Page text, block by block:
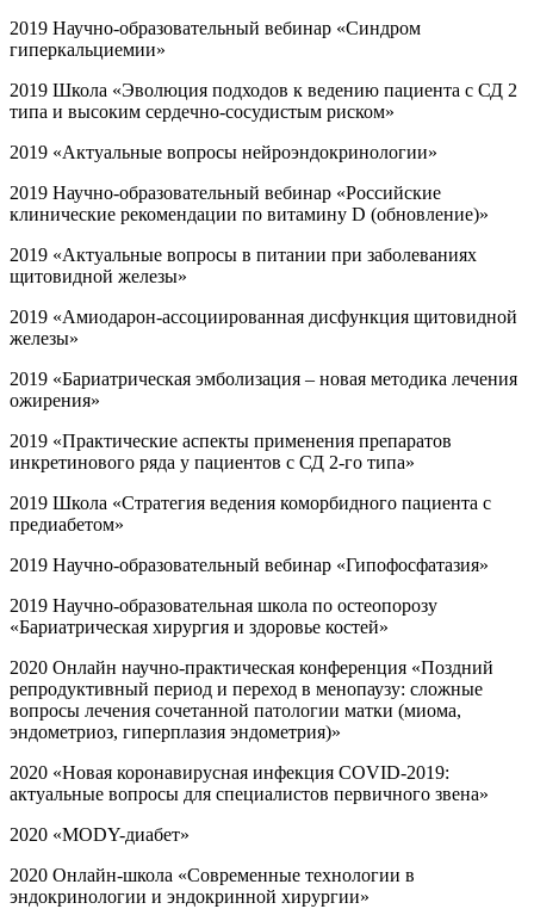
2019 Научно-образовательный вебинар «Синдром
гиперкальциемии»
2019 Школа «Эволюция подходов к ведению пациента с СД 2
типа и высоким сердечно-сосудистым риском»
2019 «Актуальные вопросы нейроэндокринологии»
2019 Научно-образовательный вебинар «Российские
клинические рекомендации по витамину D (обновление)»
2019 «Актуальные вопросы в питании при заболеваниях
щитовидной железы»
2019 «Амиодарон-ассоциированная дисфункция щитовидной
железы»
2019 «Бариатрическая эмболизация – новая методика лечения
ожирения»
2019 «Практические аспекты применения препаратов
инкретинового ряда у пациентов с СД 2-го типа»
2019 Школа «Стратегия ведения коморбидного пациента с
предиабетом»
2019 Научно-образовательный вебинар «Гипофосфатазия»
2019 Научно-образовательная школа по остеопорозу
«Бариатрическая хирургия и здоровье костей»
2020 Онлайн научно-практическая конференция «Поздний
репродуктивный период и переход в менопаузу: сложные
вопросы лечения сочетанной патологии матки (миома,
эндометриоз, гиперплазия эндометрия)»
2020 «Новая коронавирусная инфекция COVID-2019:
актуальные вопросы для специалистов первичного звена»
2020 «MODY-диабет»
2020 Онлайн-школа «Современные технологии в
эндокринологии и эндокринной хирургии»